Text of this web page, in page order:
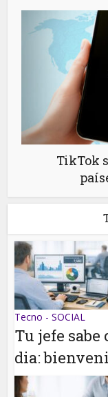
TikTok
Tecno - SOCIAL
Tu jefe sabe
dia: